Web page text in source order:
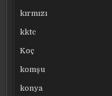
kırmızı
kktc
Koç
komşu
konya